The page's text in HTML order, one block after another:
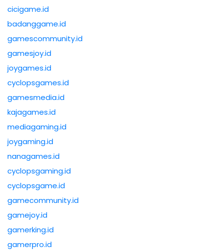
cicigame.id
badanggame.id
gamescommunity.id
gamesjoy.id
joygames.id
cyclopsgames.id
gamesmedia.id
kajagames.id
mediagaming.id
joygaming.id
nanagames.id
cyclopsgaming.id
cyclopsgame.id
gamecommunity.id
gamejoy.id
gamerking.id
gamerpro.id